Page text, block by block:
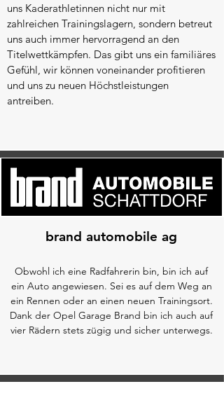
uns Kaderathletinnen nicht nur mit
zahlreichen Trainingslagern, sondern betreut
uns auch immer hervorragend an den
Titelwettkämpfen. Das gibt uns ein familiäres
Gefühl, wir können voneinander profitieren
und uns zu neuen Höchstleistungen
antreiben.
brand automobile ag
Obwohl ich eine Radfahrerin bin, bin ich auf
ein Auto angewiesen. Sei es auf dem Weg an
ein Rennen oder an einen neuen Trainingsort.
Dank der Opel Garage Brand bin ich auch auf
vier Rädern stets zügig und sicher unterwegs.